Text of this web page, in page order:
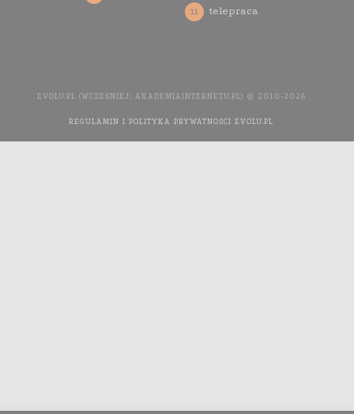
telepraca
11
EVOLU.PL (WCZEŚNIEJ: AKADEMIAINTERNETU.PL) © 2010-2026
REGULAMIN I POLITYKA PRYWATNOŚCI EVOLU.PL